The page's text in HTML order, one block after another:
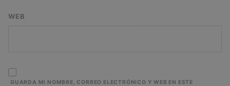
WEB
GUARDA MI NOMBRE, CORREO ELECTRÓNICO Y WEB EN ESTE